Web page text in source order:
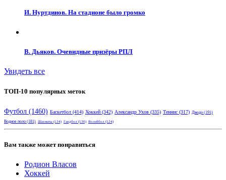
И. Нуртдинов. На стадионе было громко
В. Дьяков. Очевидные призёры РПЛ
Увидеть все
ТОП-10 популярных меток
Футбол (1460) Баскетбол (414) Хоккей (342) Александр Ухов (335) Теннис (317) Дзюдо (191)
Водное поло (181) Шахматы (134) Гандбол (130) Волейбол (124)
Вам также может понравиться
Родион Власов
Хоккей